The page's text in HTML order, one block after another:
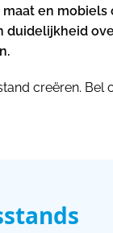
en
duidelijkheid
creëren. Bel